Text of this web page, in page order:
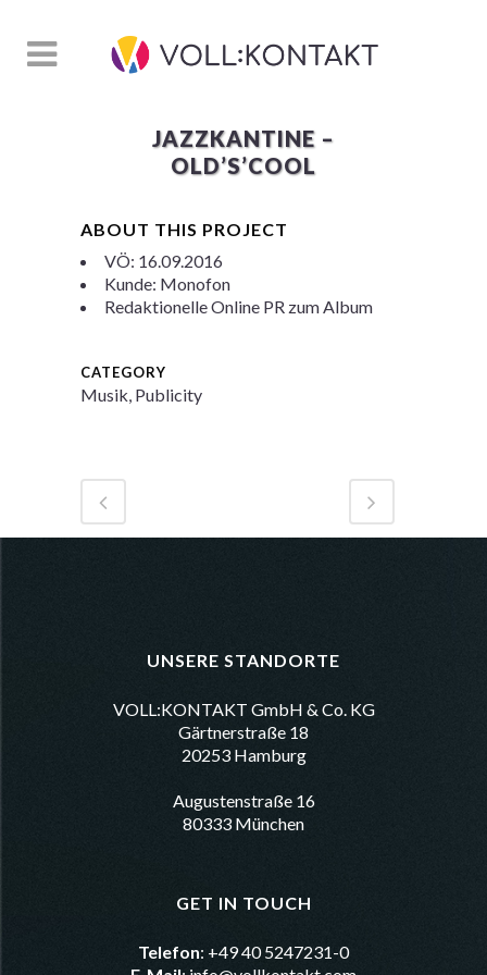
JAZZKANTINE –
OLD’S’COOL
ABOUT THIS PROJECT
VÖ: 16.09.2016
Kunde: Monofon
Redaktionelle Online PR zum Album
CATEGORY
Musik, Publicity
UNSERE STANDORTE
VOLL:KONTAKT GmbH & Co. KG
Gärtnerstraße 18
20253 Hamburg
Augustenstraße 16
80333 München
GET IN TOUCH
Telefon: +49 40 5247231-0